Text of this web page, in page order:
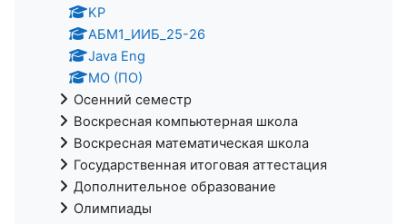
KP
АБМ1_ИИБ_25-26
Java Eng
МО (ПО)
Осенний семестр
Воскресная компьютерная школа
Воскресная математическая школа
Государственная итоговая аттестация
Дополнительное образование
Олимпиады